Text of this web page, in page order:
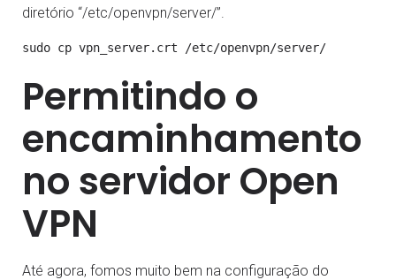
diretório “/etc/openvpn/server/”.
Permitindo o
encaminhamento
no servidor Open
VPN
Até agora, fomos muito bem na configuração do